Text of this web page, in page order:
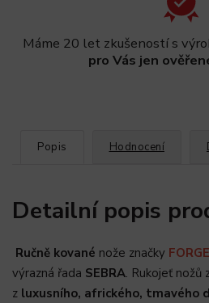
Máme 20 let zkušeností s
pro Vás jen
Popis Hodnocení
Detailní popis
Ručně kované nože značky
výrazná řada SEBRA. Rukojeť nožů
z luxusního, afrického, tmavého